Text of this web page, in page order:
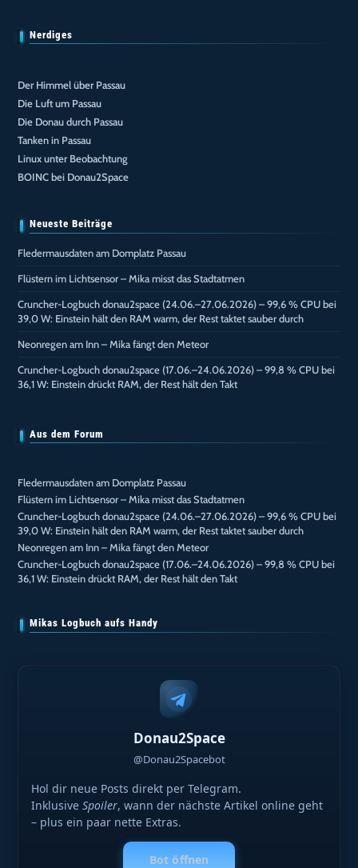
Nerdiges
Der Himmel über Passau
Die Luft um Passau
Die Donau durch Passau
Tanken in Passau
Linux unter Beobachtung
BOINC bei Donau2Space
Neueste Beiträge
Fledermausdaten am Domplatz Passau
Flüstern im Lichtsensor – Mika misst das Stadtatmen
Cruncher-Logbuch donau2space (24.06.–27.06.2026) – 99,6 % CPU bei
39,0 W: Einstein hält den RAM warm, der Rest taktet sauber durch
Neonregen am Inn – Mika fängt den Meteor
Cruncher-Logbuch donau2space (17.06.–24.06.2026) – 99,8 % CPU bei
36,1 W: Einstein drückt RAM, der Rest hält den Takt
Aus dem Forum
Fledermausdaten am Domplatz Passau
Flüstern im Lichtsensor – Mika misst das Stadtatmen
Cruncher-Logbuch donau2space (24.06.–27.06.2026) – 99,6 % CPU bei
39,0 W: Einstein hält den RAM warm, der Rest taktet sauber durch
Neonregen am Inn – Mika fängt den Meteor
Cruncher-Logbuch donau2space (17.06.–24.06.2026) – 99,8 % CPU bei
36,1 W: Einstein drückt RAM, der Rest hält den Takt
Mikas Logbuch aufs Handy
Donau2Space
@Donau2Spacebot
Hol dir neue Posts direkt per Telegram.
InklusiveSpoiler, wann der nächste Artikel online geht
– plus ein paar nette Extras.
Bot öffnen